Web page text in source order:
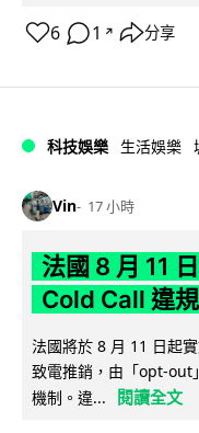
6 1 ↗ 分享
科技娛樂 生活娛樂
Vin 17 小時
法國 8 月 11
Cold Call 違
法國將於 8 月 11 日起
致電推銷，由「opt-out
機制。違...
閱讀全文